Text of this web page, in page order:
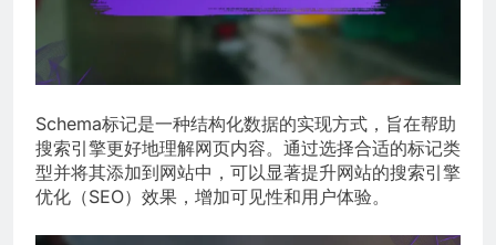
Schema标记是一种结构化数据的实现方式，旨在帮助
搜索引擎更好地理解网页内容。通过选择合适的标记类
型并将其添加到网站中，可以显著提升网站的搜索引擎
优化（SEO）效果，增加可见性和用户体验。